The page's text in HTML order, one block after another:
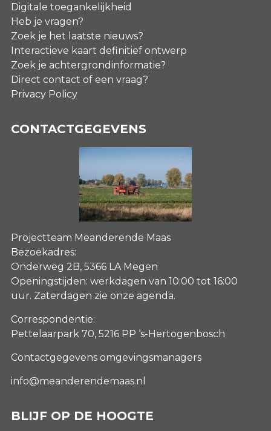
Digitale toegankelijkheid
Heb je vragen?
Zoek je het laatste nieuws?
Interactieve kaart definitief ontwerp
Zoek je achtergrondinformatie?
Direct contact of een vraag?
Privacy Policy
CONTACTGEGEVENS
Projectteam Meanderende Maas
Bezoekadres:
Onderweg 2B, 5366 LA Megen
Openingstijden: werkdagen van 10:00 tot 16:00
uur. Zaterdagen zie onze agenda.
Correspondentie:
Pettelaarpark 70, 5216 PP ‘s-Hertogenbosch
Contactgegevens omgevingsmanagers
info@meanderendemaas.nl
BLIJF OP DE HOOGTE